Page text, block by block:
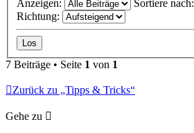
Anzeigen:
Sortiere nach:
Richtung:
7 Beiträge • Seite 1 von 1
Zurück zu „Tipps & Tricks“
Gehe zu